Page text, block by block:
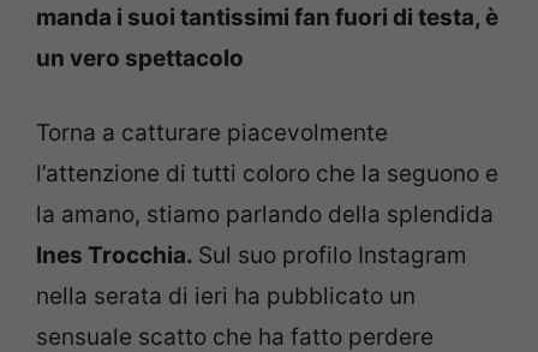
manda i suoi tantissimi fan fuori di testa, è
un vero spettacolo
Torna a catturare piacevolmente
l’attenzione di tutti coloro che la seguono e
la amano, stiamo parlando della splendida
Ines Trocchia. Sul suo profilo Instagram
nella serata di ieri ha pubblicato un
sensuale scatto che ha fatto perdere